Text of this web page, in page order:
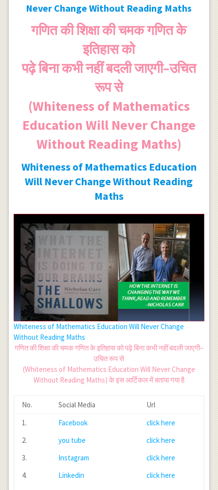
Never Change Without Reading Maths
गणित की शिक्षा की चमक गणित के
इतिहास को
पढ़े बिना कभी नहीं बदली जाएगी–उचित
रूप से
(Whiteness of Mathematics
Education Will Never Change
Without Reading Maths)
Whiteness of Mathematics Education
Will Never Change Without Reading
Maths
Whiteness of Mathematics Education Will Never Change
Without Reading Maths
गणित की शिक्षा की चमक गणित के इतिहास को पढ़े बिना कभी नहीं बदली जाएगी–
उचित रूप से
(Whiteness of Mathematics Education Will Never Change
Without Reading Maths) के इस आर्टिकल में बताया गया है
No. Social Media
Url
1.
Facebook
click here
2.
you tube
click here
3.
Instagram
click here
4.
Linkedin
click here